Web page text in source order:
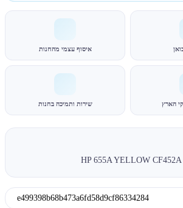
איסוף עצמי מהחנות
הארץ שירות ותמיכה בחנות
e499398b68b473a6fd58d9cf86334284